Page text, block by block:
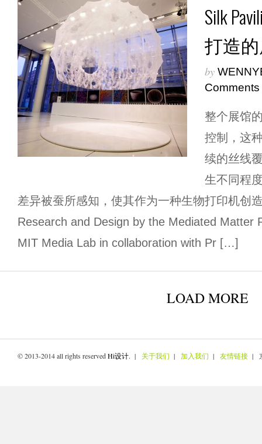
Silk
打造
by
Comments
整个展馆
控制，这
续的丝线
生不同程
差异被蚕所感知，使其作为一种生物打印机创
Research and Design by the Mediated Matter
MIT Media Lab in collaboration with Pr […]
LOAD MORE
© 2013-2014 all rights reservedHi设计. | 关于我们 | 加入我们 | 友情链接 |